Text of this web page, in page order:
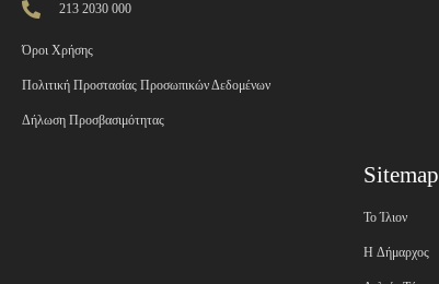
213 2030 000
Όροι Χρήσης
Πολιτική Προστασίας Προσωπικών Δεδομένων
Δήλωση Προσβασιμότητας
Sitemap
Το Ίλιον
H Δήμαρχος